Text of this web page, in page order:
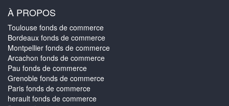
À PROPOS
Toulouse fonds de commerce
Bordeaux fonds de commerce
Montpellier fonds de commerce
Arcachon fonds de commerce
Pau fonds de commerce
Grenoble fonds de commerce
Paris fonds de commerce
herault fonds de commerce